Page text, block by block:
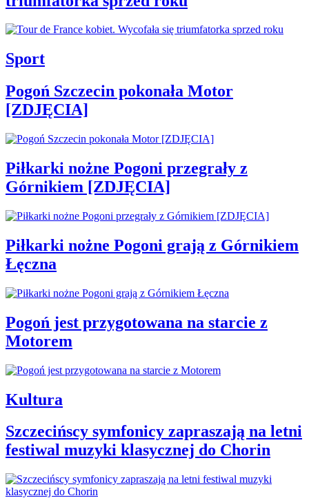
Sport
Pogoń Szczecin pokonała Motor
[ZDJĘCIA]
Piłkarki nożne Pogoni przegrały z
Górnikiem [ZDJĘCIA]
Piłkarki nożne Pogoni grają z Górnikiem
Łęczna
Pogoń jest przygotowana na starcie z
Motorem
Kultura
Szczecińscy symfonicy zapraszają na letni
festiwal muzyki klasycznej do Chorin